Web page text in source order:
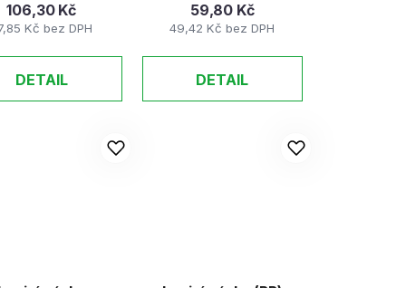
Kč bez DPH
106,30 Kč
DETAIL
49,42 Kč bez DPH
59,80 Kč
DETAIL